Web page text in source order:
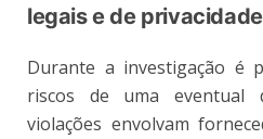
legais e de privacidade
Durante a investigação é
riscos de uma eventual
violações envolvam